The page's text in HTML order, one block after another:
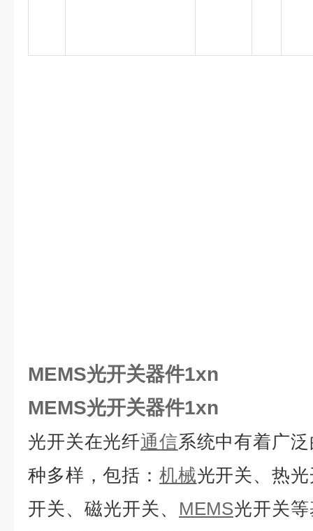
MEMS光开关器件1xn
MEMS光开关器件1xn
光开关在光纤通信系统中有着广
种多样，包括： 机械光开关、热
开关、磁光开关、 MEMS光开关